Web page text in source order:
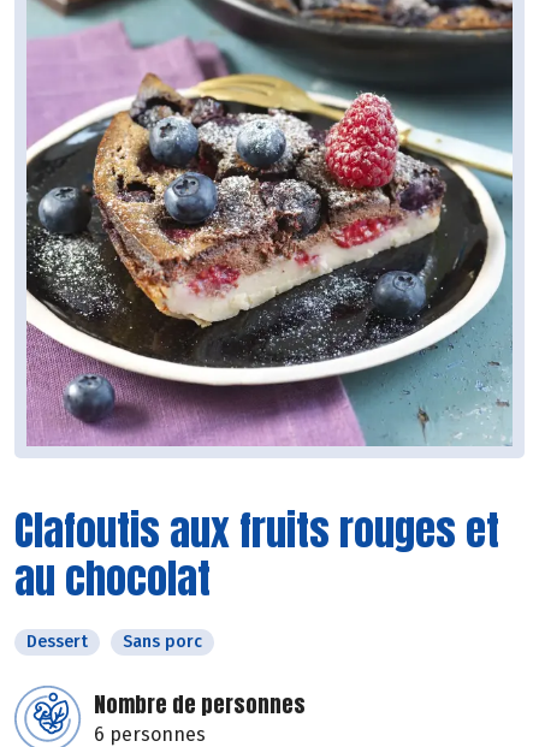
Clafoutis aux fruits rouges et
au chocolat
Dessert Sans porc
Nombre de personnes
6 personnes